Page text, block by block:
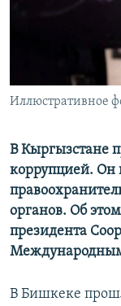
Иллюстративное
В Кыргызстане
коррупцией. Он
органов. Об
президента
В Бишкеке